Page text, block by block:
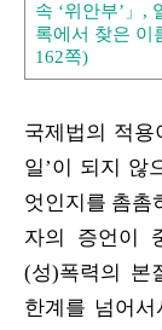
속 ‘위안부’」,
록에서 찾은 이
162쪽)
국제법의 적용
일’이 되지 않
엇인지를 촘촘
자의 증언이
(성)폭력의 본
한계를 넘어